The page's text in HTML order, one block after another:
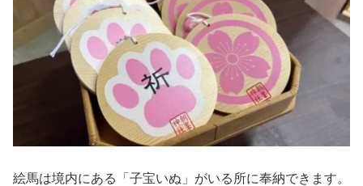
絵馬は境内にある「子宝いぬ」がいる所に奉納できます。